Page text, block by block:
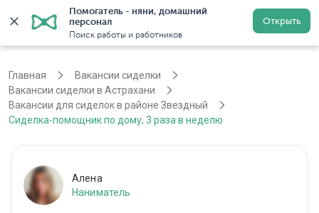
Помогатель - няни, домашний
персонал
Поиск работы и работников
Открыть
Астрахань Регистрация
Главная
Вакансии сиделки
Вакансии сиделки в Астрахани
Вакансии для сиделок в районе Звездный
Сиделка-помощник по дому, 3 раза в неделю
Алена
Наниматель